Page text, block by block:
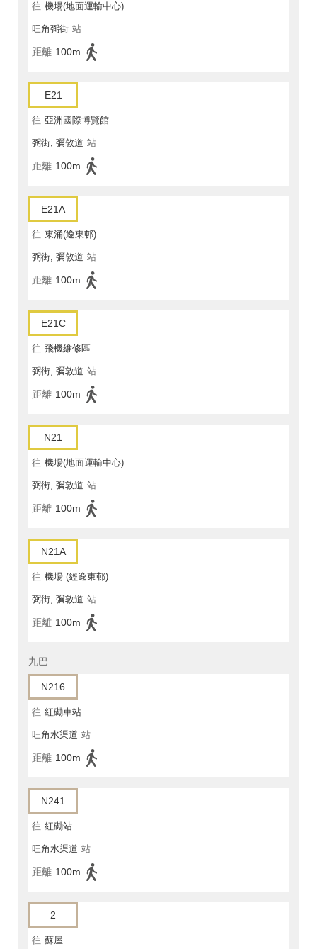
往 機場(地面運輸中心)
旺角弼街 站
距離 100m
E21
往 亞洲國際博覽館
弼街, 彌敦道 站
距離 100m
E21A
往 東涌(逸東邨)
弼街, 彌敦道 站
距離 100m
E21C
往 飛機維修區
弼街, 彌敦道 站
距離 100m
N21
往 機場(地面運輸中心)
弼街, 彌敦道 站
距離 100m
N21A
往 機場 (經逸東邨)
弼街, 彌敦道 站
距離 100m
九巴
N216
往 紅磡車站
旺角水渠道 站
距離 100m
N241
往 紅磡站
旺角水渠道 站
距離 100m
2
往 蘇屋